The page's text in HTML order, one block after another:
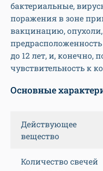
бактериальные,
поражения в зоне
вакцинацию,
до 12 лет, и, конечно,
чувствительность к
Основные
Действующее
вещество
Количество свечей